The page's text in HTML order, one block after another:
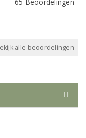
alle beoordelingen